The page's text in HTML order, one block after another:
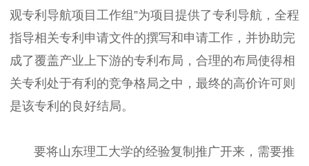
观专利导航项目工作组”为项目提供了专利导航，全程
指导相关专利申请文件的撰写和申请工作，并协助完
成了覆盖产业上下游的专利布局，合理的布局使得相
关专利处于有利的竞争格局之中，最终的高价许可则
是该专利的良好结局。
要将山东理工大学的经验复制推广开来，需要推